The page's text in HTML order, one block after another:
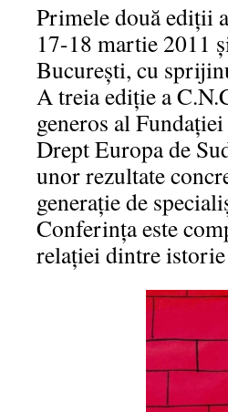
Primele două ediţii
17-18 martie 2011
Bucureşti, cu
A treia ediţie a
generos al
Drept Europa de
unor rezultate
generaţie de
Conferinţa este
relaţiei dintre